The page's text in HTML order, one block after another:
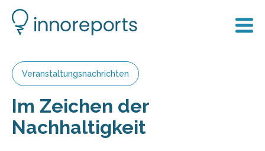
Veranstaltungsnachrichten
Im Zeichen der
Nachhaltigkeit